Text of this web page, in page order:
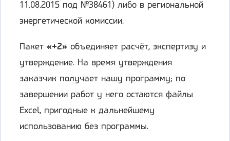
11.08.2015 под №38461) либо в региональной
энергетической комиссии.
Пакет «+2» объединяет расчёт, экспертизу и
утверждение. На время утверждения
заказчик получает нашу программу; по
завершении работ у него остаются файлы
Excel, пригодные к дальнейшему
использованию без программы.